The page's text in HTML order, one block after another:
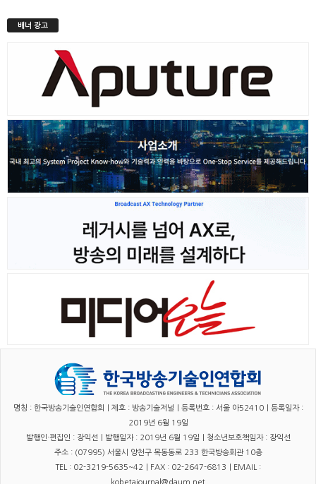
배너 광고
명칭 : 한국방송기술인연합회｜제호 : 방송기술저널｜등록번호 : 서울 아52410｜등록일자 :
2019년 6월 19일
발행인·편집인 : 장익선｜발행일자 : 2019년 6월 19일｜청소년보호책임자 : 장익선
주소 : (07995) 서울시 양천구 목동동로 233 한국방송회관 10층
TEL : 02-3219-5635~42｜FAX : 02-2647-6813｜EMAIL :